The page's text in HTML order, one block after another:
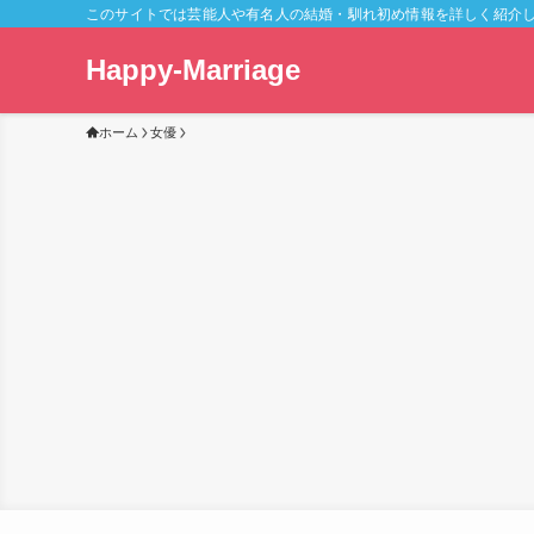
このサイトでは芸能人や有名人の結婚・馴れ初め情報を詳しく紹介
Happy-Marriage
ホーム 女優